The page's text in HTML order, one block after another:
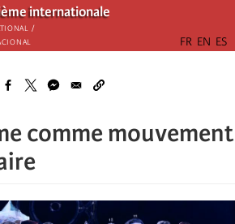
internationale
/
comme mouvement